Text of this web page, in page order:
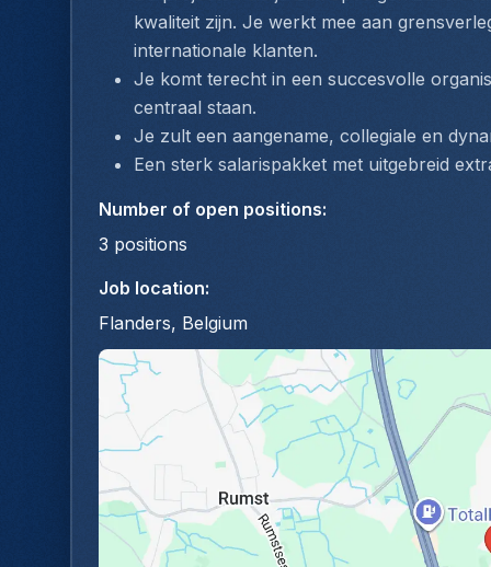
kwaliteit zijn. Je werkt mee aan
internationale klanten.
Je komt terecht in een succesvolle
centraal staan.
Je zult een aangename, collegiale en
Een sterk salarispakket met uitgebreid
Number of open positions:
3 positions
Job location:
Flanders, Belgium